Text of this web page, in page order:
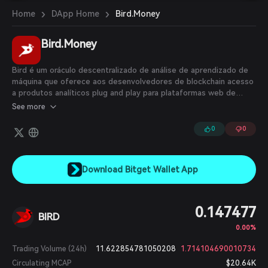
ภาษาไทย
العربية
हिन्दी
Español
Português (Brasil)
Español (Argentina)
Home › DApp Home › Bird.Money
Bird.Money
Bird é um oráculo descentralizado de análise de aprendizado de
máquina que oferece aos desenvolvedores de blockchain acesso
a produtos analíticos plug and play para plataformas web de
próxima geração.
See more
0 0
Download Bitget Wallet App
BIRD 0.147477
0.00%
Trading Volume (24h) 11.622854781050208
1.714104690010734
Circulating MCAP
$20.64K